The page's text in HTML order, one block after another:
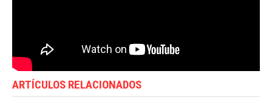
ARTÍCULOS RELACIONADOS